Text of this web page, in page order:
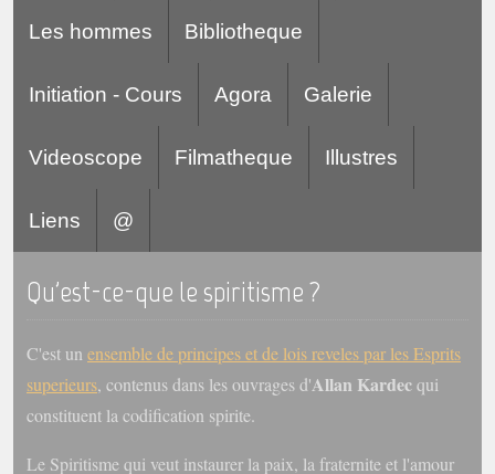
Les hommes Bibliotheque
Initiation - Cours Agora Galerie
Videoscope Filmatheque Illustres
Liens @
Qu'est-ce-que le spiritisme ?
C'est un ensemble de principes et de lois reveles par les Esprits
superieurs, contenus dans les ouvrages d'Allan Kardecqui
constituent la codification spirite.
Le Spiritisme qui veut instaurer la paix, la fraternite et l'amour